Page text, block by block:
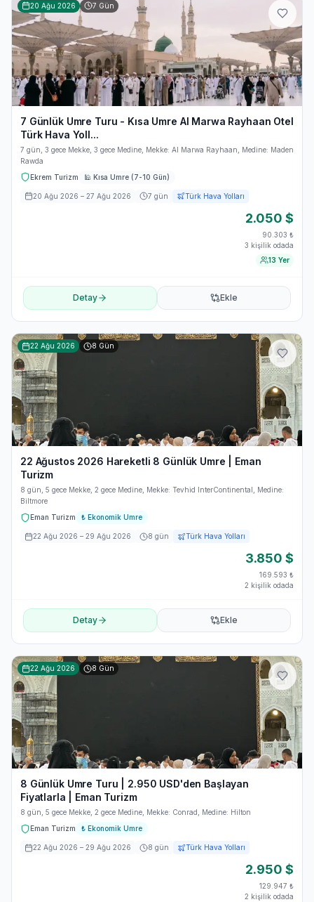
20 Ağu 2026 7 Gün
7 Günlük Umre Turu - Kısa Umre Al Marwa Rayhaan Otel
Türk Hava Yoll...
7 gün, 3 gece Mekke, 3 gece Medine, Mekke: Al Marwa Rayhaan, Medine: Maden
Rawda
Ekrem Turizm
🕌 Kısa Umre (7-10 Gün)
20 Ağu 2026 – 27 Ağu 2026 7 gün Türk Hava Yolları
2.050 $
90.303 ₺
3 kişilik odada
13 Yer
Detay Ekle
22 Ağu 2026 8 Gün
22 Ağustos 2026 Hareketli 8 Günlük Umre | Eman
Turizm
8 gün, 5 gece Mekke, 2 gece Medine, Mekke: Tevhid InterContinental, Medine:
Biltmore
Eman Turizm
₺ Ekonomik Umre
22 Ağu 2026 – 29 Ağu 2026 8 gün Türk Hava Yolları
3.850 $
169.593 ₺
2 kişilik odada
Detay Ekle
22 Ağu 2026 8 Gün
8 Günlük Umre Turu | 2.950 USD'den Başlayan
Fiyatlarla | Eman Turizm
8 gün, 5 gece Mekke, 2 gece Medine, Mekke: Conrad, Medine: Hilton
Eman Turizm
₺ Ekonomik Umre
22 Ağu 2026 – 29 Ağu 2026 8 gün Türk Hava Yolları
2.950 $
129.947 ₺
2 kişilik odada